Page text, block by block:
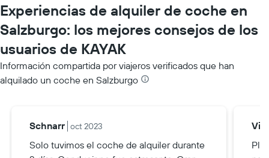
Experiencias de alquiler de coche en
Salzburgo: los mejores consejos de los
usuarios de KAYAK
Información compartida por viajeros verificados que han
alquilado un coche en Salzburgo
Schnarr oct 2023
Solo tuvimos el coche de alquiler durante